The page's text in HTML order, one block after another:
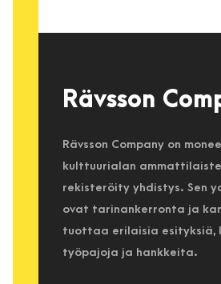
Rävsson
Rävsson Company on
kulttuurialan
rekisteröity yhdistys. Sen
ovat tarinankerronta ja
tuottaa erilaisia esityksiä,
työpajoja ja hankkeita.